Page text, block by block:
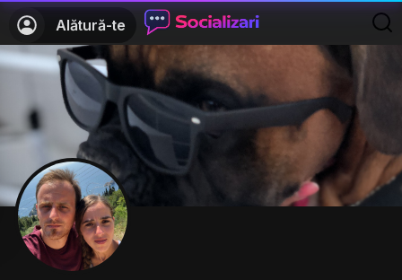
Alătură-te